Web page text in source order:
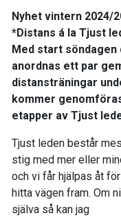
Nyhet vintern 2024/
*Distans á la Tjust
Med start
anordnas ett par
distansträningar
kommer
etapper av Tjust
Tjust leden består
stig med mer eller
och vi får hjälpas åt
hitta vägen fram. Om
själva så kan jag